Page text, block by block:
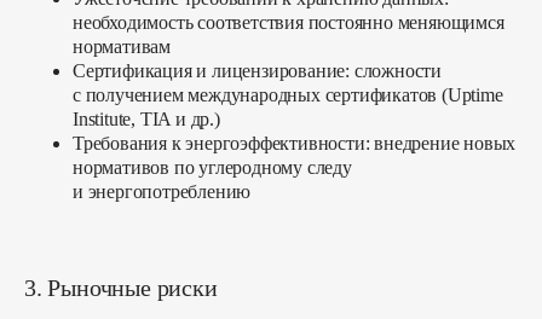
необходимость соответствия постоянно меняющимся
нормативам
Сертификация и лицензирование: сложности
с получением международных сертификатов (Uptime
Institute, TIA и др.)
Требования к энергоэффективности: внедрение новых
нормативов по углеродному следу
и энергопотреблению
3. Рыночные риски
+7 (931) 111-95-03
г. Сочи, ул. Водораздельная, д. 5/1
Офис Беларусь:
Офис ОАЭ (Дубай):
West Beach Palm Jumeirah 13, Sector 9
Офисы Россия: